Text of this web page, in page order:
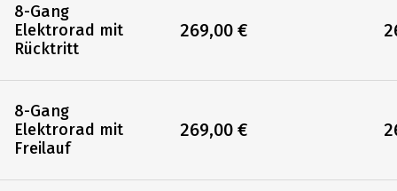
8-Gang
Elektrorad mit
Rücktritt
8-Gang
Elektrorad mit
Freilauf
269,00 €
269,00 €